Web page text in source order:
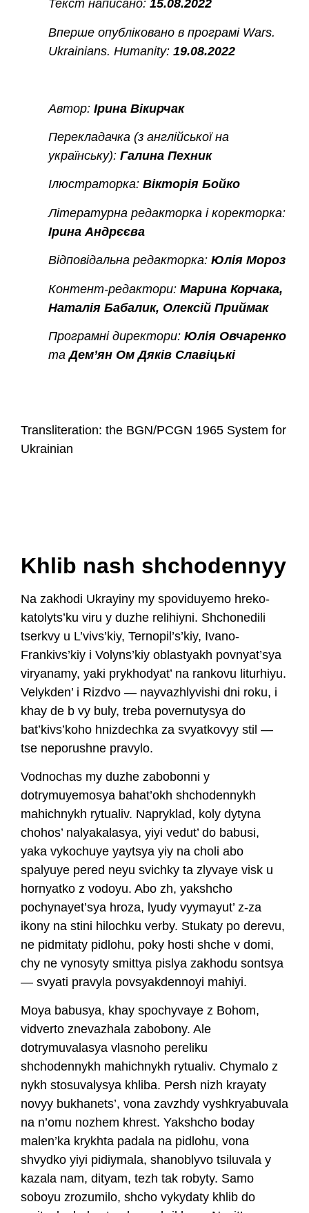
Текст написано: 15.08.2022
Вперше опубліковано в програмі Wars.
Ukrainians. Humanity: 19.08.2022
Автор: Ірина Вікирчак
Перекладачка (з англійської на
українську): Галина Пехник
Ілюстраторка: Вікторія Бойко
Літературна редакторка і коректорка:
Ірина Андрєєва
Відповідальна редакторка: Юлія Мороз
Контент-редактори: Марина Корчака,
Наталія Бабалик, Олексій Приймак
Програмні директори: Юлія Овчаренко
таДем’ян Ом Дяків Славіцькі
Transliteration: the BGN/PCGN 1965 System for
Ukrainian
Khlib nash shchodennyy
Na zakhodi Ukrayiny my spoviduyemo hreko-
katolyts’ku viru y duzhe relihiyni. Shchonedili
tserkvy u L’vivs’kiy, Ternopil’s’kiy, Ivano-
Frankivs’kiy i Volyns’kiy oblastyakh povnyat’sya
viryanamy, yaki prykhodyat’ na rankovu liturhiyu.
Velykden’ i Rizdvo — nayvazhlyvishi dni roku, i
khay de b vy buly, treba povernutysya do
bat’kivs’koho hnizdechka za svyatkovyy stil —
tse neporushne pravylo.
Vodnochas my duzhe zabobonni y
dotrymuyemosya bahat’okh shchodennykh
mahichnykh rytualiv. Napryklad, koly dytyna
chohos’ nalyakalasya, yiyi vedut’ do babusi,
yaka vykochuye yaytsya yiy na choli abo
spalyuye pered neyu svichky ta zlyvaye visk u
hornyatko z vodoyu. Abo zh, yakshcho
pochynayet’sya hroza, lyudy vyymayut’ z-za
ikony na stini hilochku verby. Stukaty po derevu,
ne pidmitaty pidlohu, poky hosti shche v domi,
chy ne vynosyty smittya pislya zakhodu sontsya
— svyati pravyla povsyakdennoyi mahiyi.
Moya babusya, khay spochyvaye z Bohom,
vidverto znevazhala zabobony. Ale
dotrymuvalasya vlasnoho pereliku
shchodennykh mahichnykh rytualiv. Chymalo z
nykh stosuvalysya khliba. Persh nizh krayaty
novyy bukhanets’, vona zavzhdy vyshkryabuvala
na n’omu nozhem khrest. Yakshcho boday
malen’ka krykhta padala na pidlohu, vona
shvydko yiyi pidiymala, shanoblyvo tsiluvala y
kazala nam, dityam, tezh tak robyty. Samo
soboyu zrozumilo, shcho vykydaty khlib do